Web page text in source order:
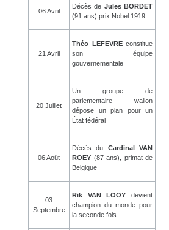
06 Avril
Décès de Jules BORDET
(91 ans) prix Nobel 1919
21 Avril
Théo LEFEVREconstitue
son équipe
gouvernementale
20 Juillet
Un groupe de
parlementaire wallon
dépose un plan pour un
État fédéral
06 Août
Décès du Cardinal VAN
ROEY (87 ans), primat de
Belgique
03
Septembre
Rik VAN LOOY devient
champion du monde pour
la seconde fois.